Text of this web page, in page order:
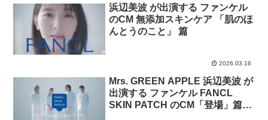
浜辺美波 が出演する ファンケル
のCM 無添加スキンケア 「肌のほ
んとうのこと」 篇
2026.03.16
Mrs. GREEN APPLE 浜辺美波 が
出演する ファンケル FANCL
SKIN PATCH のCM「登場」篇